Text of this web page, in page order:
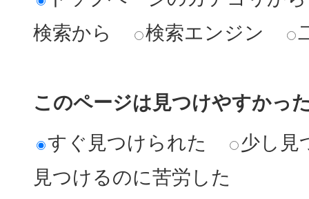
検索から
検索エンジン
このページは見つけやすかっ
すぐ見つけられた
少し見
見つけるのに苦労した